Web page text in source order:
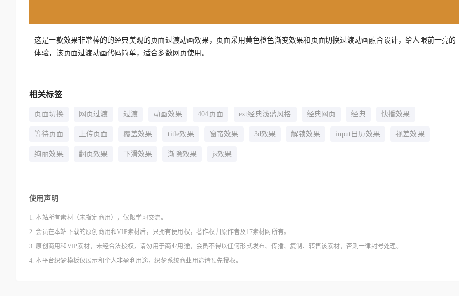
这是一款效果非常棒的的经典美观的页面过渡动画效果，页面采用黄色橙色渐变效果和页面切换过渡动画融合设计，给人眼前一亮的
体验，该页面过渡动画代码简单，适合多数网页使用。
相关标签
页面切换 网页过渡 过渡 动画效果 404页面 ext经典浅蓝风格 经典网页 经典 快播效果
等待页面 上传页面 覆盖效果 title效果 窗帘效果 3d效果 解锁效果 input日历效果 视差效果
绚丽效果 翻页效果 下滑效果 渐隐效果 js效果
使用声明
1. 本站所有素材（未指定商用），仅限学习交流。
2. 会员在本站下载的原创商用和VIP素材后，只拥有使用权，著作权归原作者及17素材网所有。
3. 原创商用和VIP素材，未经合法授权，请勿用于商业用途，会员不得以任何形式发布、传播、复制、转售该素材，否则一律封号处理。
4. 本平台织梦模板仅展示和个人非盈利用途，织梦系统商业用途请预先授权。